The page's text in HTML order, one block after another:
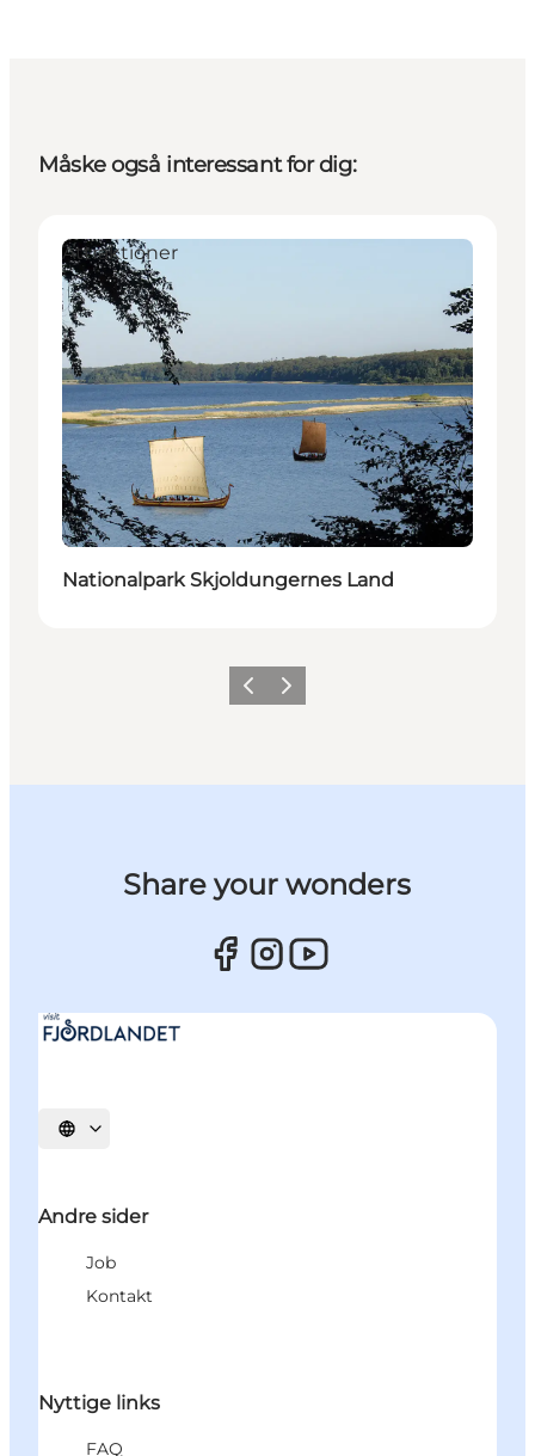
Måske også interessant for dig:
Attraktioner
Nationalpark Skjoldungernes Land
Forrige billede
Næste billede
Share your wonders
Vælg sprog
Andre sider
Job
Kontakt
Nyttige links
FAQ